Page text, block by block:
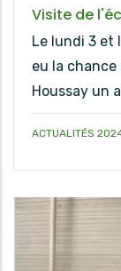
Visite de
Le lundi 3 et
eu la
Houssay un
ACTUALITÉS